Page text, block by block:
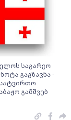
საგარეო
გაგზავნა -
სატვირთო
გამშვებ